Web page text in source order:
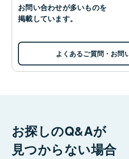
お問い合わせが多いものを
掲載しています。
よくあるご質問・お問
お探しのQ&Aが
見つからない場合